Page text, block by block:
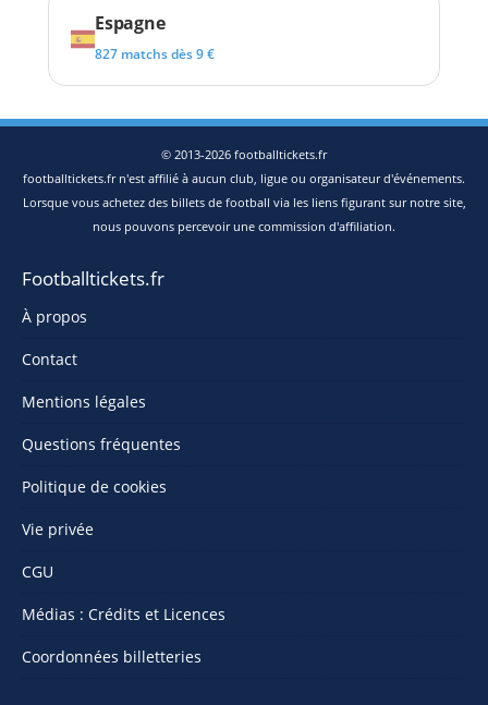
Espagne
827 matchs dès 9 €
© 2013-2026 footballtickets.fr
footballtickets.fr n'est affilié à aucun club, ligue ou organisateur d'événements.
Lorsque vous achetez des billets de football via les liens figurant sur notre site,
nous pouvons percevoir une commission d'affiliation.
Footballtickets.fr
À propos
Contact
Mentions légales
Questions fréquentes
Politique de cookies
Vie privée
CGU
Médias : Crédits et Licences
Coordonnées billetteries